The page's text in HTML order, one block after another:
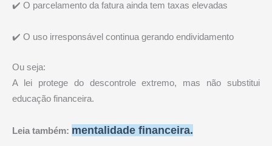
✔️ O parcelamento da fatura ainda tem taxas elevadas
✔️ O uso irresponsável continua gerando endividamento
Ou seja:
A lei protege do descontrole extremo, mas não substitui
educação financeira.
Leia também: mentalidade financeira.